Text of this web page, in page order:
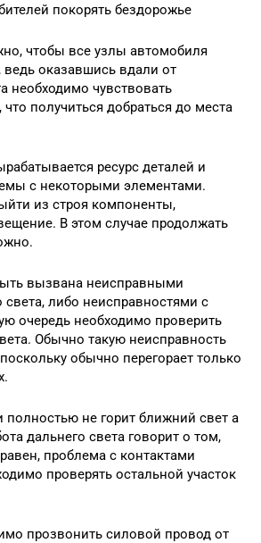
покорять бездорожье
чтобы все узлы автомобиля
ведь оказавшись вдали от
необходимо чувствовать
получиться добраться до места
ресурс деталей и
с некоторыми элементами.
из строя компоненты,
В этом случае продолжать
вызвана неисправными
либо неисправностями с
очередь необходимо проверить
Обычно такую неисправность
обычно перегорает только
полностью не горит ближний свет а
дальнего света говорит о том,
проблема с контактами
проверять остальной участок
прозвонить силовой провод от